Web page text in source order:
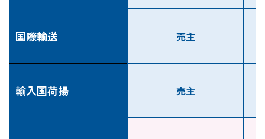
国際輸送 売主
輸入国荷揚 売主